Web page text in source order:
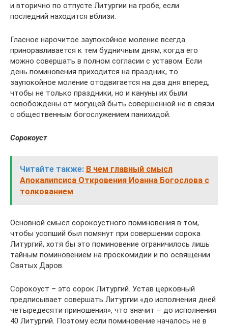
и вторично по отпусте Литургии на гробе, если
последний находится вблизи.
Гласное нарочитое заупокойное моление всегда
приноравливается к тем будничным дням, когда его
можно совершать в полном согласии с уставом. Если
день поминовения приходится на праздник, то
заупокойное моление отодвигается на два дня вперед,
чтобы не только праздники, но и кануны их были
освобождены от могущей быть совершенной не в связи
с общественным богослужением панихидой.
Сорокоуст
Читайте также: В чем главный смысл
Апокалипсиса Откровения Иоанна Богослова с
толкованием
Основной смысл сорокоустного поминовения в том,
чтобы усопший был помянут при совершении сорока
Литургий, хотя бы это поминовение ограничилось лишь
тайным поминовением на проскомидии и по освящении
Святых Даров.
Сорокоуст – это сорок Литургий. Устав церковный
предписывает совершать Литургии «до исполнения дней
четыредесяти приношения», что значит – до исполнения
40 Литургий. Поэтому если поминовение началось не в